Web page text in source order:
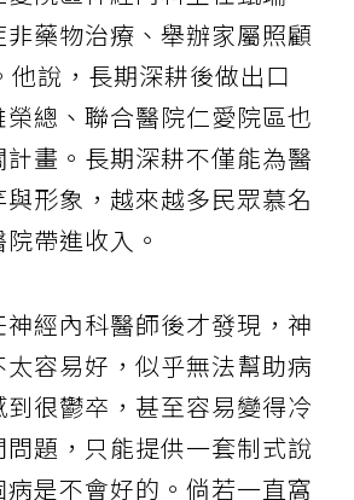
藥物治療、舉辦家屬照顧
他說，長期深耕後做出口
總、聯合醫院仁愛院區也
畫。長期深耕不僅能為醫
形象，越來越多民眾慕名
帶進收入。
經內科醫師後才發現，神
容易好，似乎無法幫助病
到很鬱卒，甚至容易變得冷
題，只能提供一套制式說
是不會好的。倘若一直窩